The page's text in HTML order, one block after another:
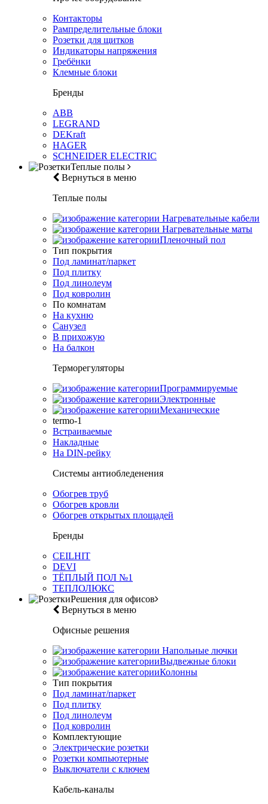
Контакторы
Рампределительные блоки
Розетки для щитков
Индикаторы напряжения
Гребёнки
Клемные блоки
Бренды
ABB
LEGRAND
DEKraft
HAGER
SCHNEIDER ELECTRIC
Теплые полы
Вернуться в меню
Теплые полы
Нагревательные кабели
Нагревательные маты
Пленочный пол
Тип покрытия
Под ламинат/паркет
Под плитку
Под линолеум
Под ковролин
По комнатам
На кухню
Санузел
В прихожую
На балкон
Терморегуляторы
Программируемые
Электронные
Механические
termo-1
Встраиваемые
Накладные
На DIN-рейку
Системы антиобледенения
Обогрев труб
Обогрев кровли
Обогрев открытых площадей
Бренды
CEILHIT
DEVI
ТЁПЛЫЙ ПОЛ №1
ТЕПЛОЛЮКС
Решения для офисов
Вернуться в меню
Офисные решения
Напольные лючки
Выдвежные блоки
Колонны
Тип покрытия
Под ламинат/паркет
Под плитку
Под линолеум
Под ковролин
Комплектующие
Электрические розетки
Розетки компьютерные
Выключатели с ключем
Кабель-каналы